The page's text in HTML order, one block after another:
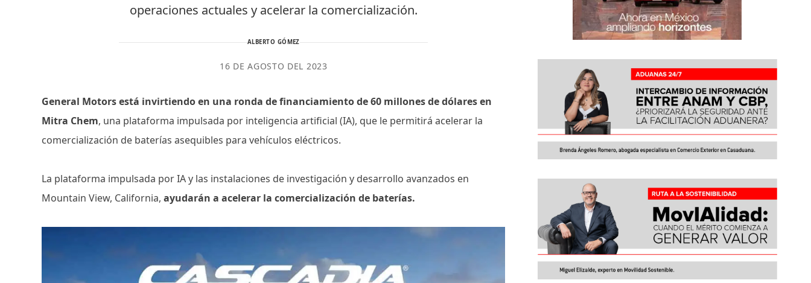
operaciones actuales y acelerar la comercialización.
ALBERTO GÓMEZ
16 DE AGOSTO DEL 2023
General Motors está invirtiendo en una ronda de financiamiento de 60 millones de dólares en
Mitra Chem, una plataforma impulsada por inteligencia artificial (IA), que le permitirá acelerar la
comercialización de baterías asequibles para vehículos eléctricos.
La plataforma impulsada por IA y las instalaciones de investigación y desarrollo avanzados en
Mountain View, California,ayudarán a acelerar la comercialización de baterías.